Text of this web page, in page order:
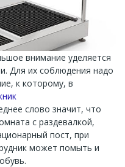
внимание уделяется
Для их соблюдения надо
к которому, в
слово значит, что
с раздевалкой,
пост, при
может помыть и